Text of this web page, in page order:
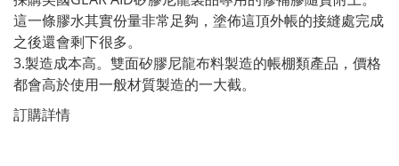
這一條膠水其實份量非常足夠，塗佈這頂外帳的接縫處完成
之後還會剩下很多。
3.製造成本高。雙面矽膠尼龍布料製造的帳棚類產品，價格
都會高於使用一般材質製造的一大截。
訂購詳情